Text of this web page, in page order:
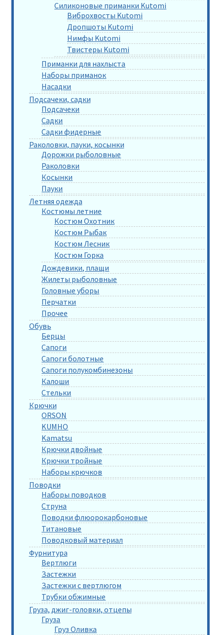
Силиконовые приманки Kutomi
Виброхвосты Kutomi
Дропшоты Kutomi
Нимфы Kutomi
Твистеры Kutomi
Приманки для нахлыста
Наборы приманок
Насадки
Подсачеки, садки
Подсачеки
Садки
Садки фидерные
Раколовки, пауки, косынки
Дорожки рыболовные
Раколовки
Косынки
Пауки
Летняя одежда
Костюмы летние
Костюм Охотник
Костюм Рыбак
Костюм Лесник
Костюм Горка
Дождевики, плащи
Жилеты рыболовные
Головные уборы
Перчатки
Прочее
Обувь
Берцы
Сапоги
Сапоги болотные
Сапоги полукомбинезоны
Калоши
Стельки
Крючки
ORSON
KUMHO
Kamatsu
Крючки двойные
Крючки тройные
Наборы крючков
Поводки
Наборы поводков
Струна
Поводки флюорокарбоновые
Титановые
Поводковый материал
Фурнитура
Вертлюги
Застежки
Застежки с вертлюгом
Трубки обжимные
Груза, джиг-головки, отцепы
Груза
Груз Оливка